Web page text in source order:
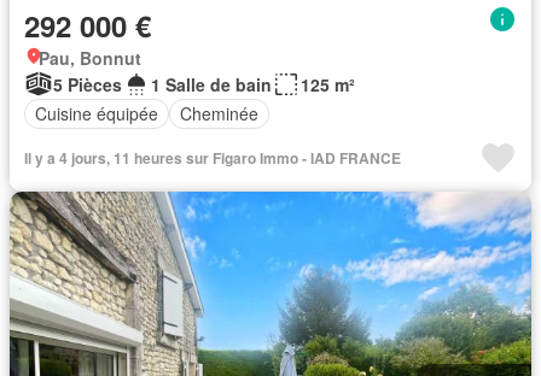
292 000 €
Pau, Bonnut
5 Pièces
1 Salle de bain
125 m²
Cuisine équipée
Cheminée
Il y a 4 jours, 11 heures sur Figaro Immo - IAD FRANCE